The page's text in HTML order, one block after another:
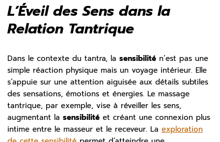
L’Éveil des Sens dans la
Relation Tantrique
Dans le contexte du tantra, la sensibilité n’est pas une
simple réaction physique mais un voyage intérieur. Elle
s’appuie sur une attention aiguisée aux détails subtiles
des sensations, émotions et énergies. Le massage
tantrique, par exemple, vise à réveiller les sens,
augmentant la sensibilité et créant une connexion plus
intime entre le masseur et le receveur. La exploration